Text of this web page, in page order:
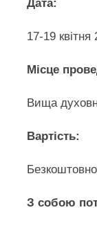
Дата:
17-19 квітня
Місце
Вища
Вартість:
З собою